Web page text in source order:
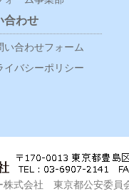
合わせ
い合わせフォーム
イバシーポリシー
株式会社 東京都公安委